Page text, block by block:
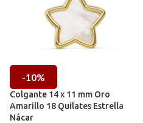
-10%
Colgante 14 x 11 mm Oro
Amarillo 18 Quilates Estrella
Nácar